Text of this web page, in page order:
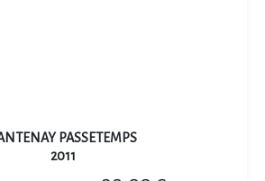
PASSETEMPS
2011